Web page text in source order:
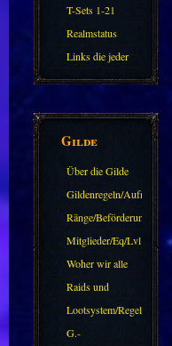
11.X
T-Sets 1-21
Realmstatus
Links die jeder
kennen sollte?!
Gilde
Über die Gilde
(DAW)
Gildenregeln/Aufnahme
Ränge/Beförderungen
Mitglieder/Eq/Lvl
Woher wir alle
kommen.
Raids und
Zubehör
Lootsystem/Regeln
G.-